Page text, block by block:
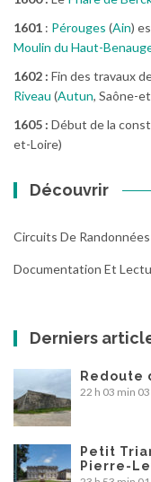
1601 : Pérouges (Ain)
Moulin du Haut-
1602 : Fin des travaux
Riveau (Autun, Saône-
1605 : Début de la
et-Loire)
Découvrir
Circuits De
Documentation Et
Derniers
Redoute
22 h 03 min
Petit
Pierre-